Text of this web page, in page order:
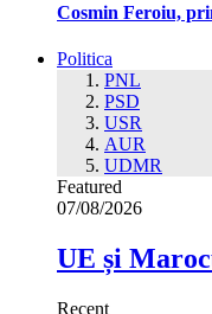
Cosmin Feroiu,
Politica
PNL
PSD
USR
AUR
UDMR
Featured
07/08/2026
UE și
Recent